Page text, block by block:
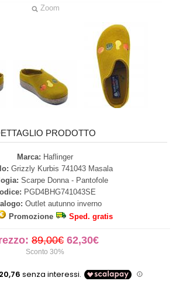
Zoom
PRODOTTO
Marca: Haflinger
Grizzly Kurbis 741043 Masala
Scarpe Donna - Pantofole
PGD4BHG741043SE
Outlet autunno inverno
Promozione Sped. gratis
89,00€ 62,30€
Sconto 30%